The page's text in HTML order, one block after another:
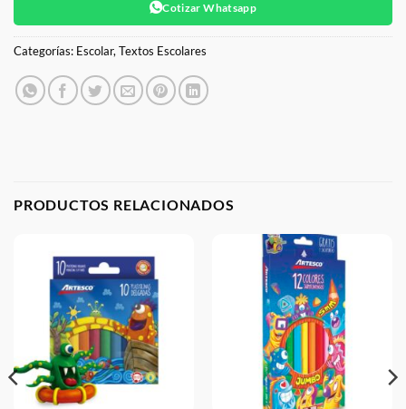
Cotizar Whatsapp
Categorías: Escolar, Textos Escolares
PRODUCTOS RELACIONADOS